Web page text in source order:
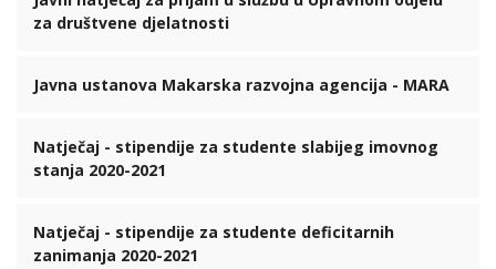
za društvene djelatnosti
Javna ustanova Makarska razvojna agencija - MARA
Natječaj - stipendije za studente slabijeg imovnog
stanja 2020-2021
Natječaj - stipendije za studente deficitarnih
zanimanja 2020-2021